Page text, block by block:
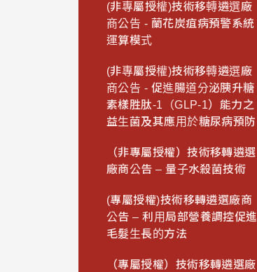
(非專屬授權)技術移轉遴選廠
商公告 - 蘭花炭疽病預警系統
運算模式
(非專屬授權)技術移轉遴選廠
商公告 - 促進腸道分泌胰升糖
素樣胜肽-1（GLP-1）能力之
益生菌及其應用於糖尿病預防
（非專屬授權）技術移轉遴選
廠商公告 – 量子水殺菌技術
(專屬授權)技術移轉遴選廠商
公告 – 利用局部營養調控促進
毛髮生長的方法
（專屬授權）技術移轉遴選廠